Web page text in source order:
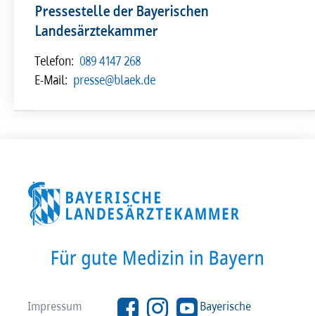
Pressestelle der Bayerischen
Landesärztekammer
Telefon: 089 4147 268
E-Mail: presse@blaek.de
Impressum
Bayerische